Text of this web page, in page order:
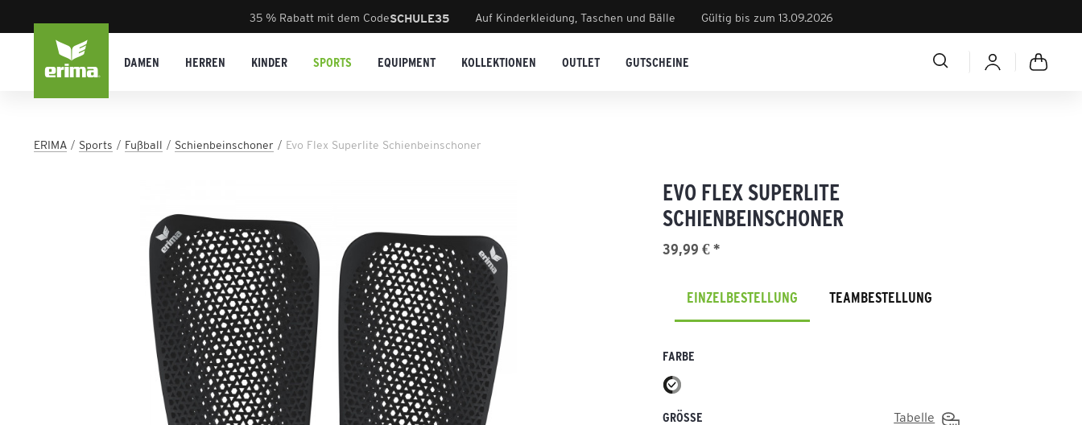
35 % Rabatt mit dem CodeSCHULE35 Auf Kinderkleidung, Taschen und Bälle Gültig bis zum 13.09.2026
DAMEN HERREN KINDER SPORTS EQUIPMENT KOLLEKTIONEN OUTLET GUTSCHEINE
ERIMA Sports Fußball Schienbeinschoner Evo Flex Superlite Schienbeinschoner
EVO FLEX SUPERLITE
SCHIENBEINSCHONER
39,99 € *
EINZELBESTELLUNG TEAMBESTELLUNG
FARBE
GRÖSSE Tabelle